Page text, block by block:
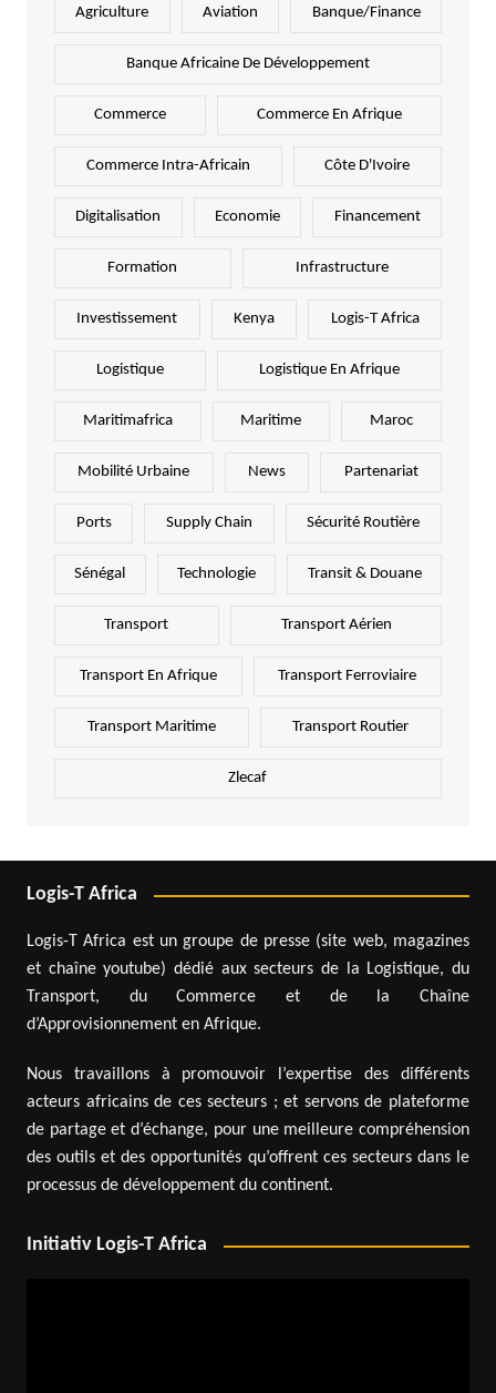
Agriculture Aviation Banque/Finance
Banque Africaine De Développement
Commerce Commerce En Afrique
Commerce Intra-Africain Côte D'Ivoire
Digitalisation Economie Financement
Formation Infrastructure
Investissement Kenya Logis-T Africa
Logistique Logistique En Afrique
Maritimafrica Maritime Maroc
Mobilité Urbaine News Partenariat
Ports Supply Chain Sécurité Routière
Sénégal Technologie Transit & Douane
Transport Transport Aérien
Transport En Afrique Transport Ferroviaire
Transport Maritime Transport Routier
Zlecaf
Logis-T Africa
Logis-T Africa est un groupe de presse (site web, magazines
et chaîne youtube) dédié aux secteurs de la Logistique, du
Transport, du Commerce et de la Chaîne
d’Approvisionnement en Afrique.
Nous travaillons à promouvoir l’expertise des différents
acteurs africains de ces secteurs ; et servons de plateforme
de partage et d’échange, pour une meilleure compréhension
des outils et des opportunités qu’offrent ces secteurs dans le
processus de développement du continent.
Initiativ Logis-T Africa